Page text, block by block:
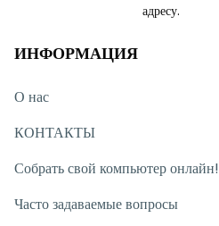
адресу.
ИНФОРМАЦИЯ
О нас
КОНТАКТЫ
Собрать свой компьютер онлайн!
Часто задаваемые вопросы